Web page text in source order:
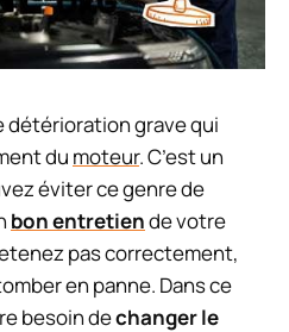
détérioration grave qui
du moteur. C’est un
éviter ce genre de
bon entretiende votre
pas correctement,
en panne. Dans ce
besoin dechanger le